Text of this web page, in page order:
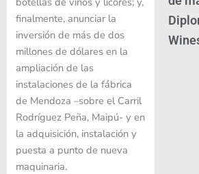
finalmente, anunciar la
inversión de más de dos
millones de dólares en la
ampliación de las
instalaciones de la fábrica
de Mendoza –sobre el Carril
Rodríguez Peña, Maipú- y en
la adquisición, instalación y
puesta a punto de nueva
maquinaria.